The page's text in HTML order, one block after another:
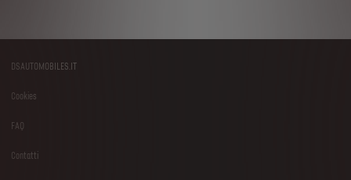
Footer
DSAUTOMOBILES.IT
Cookies
FAQ
Contatti